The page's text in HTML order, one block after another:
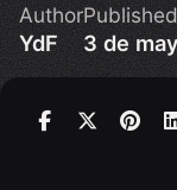
Author
YdF
Published
3 de